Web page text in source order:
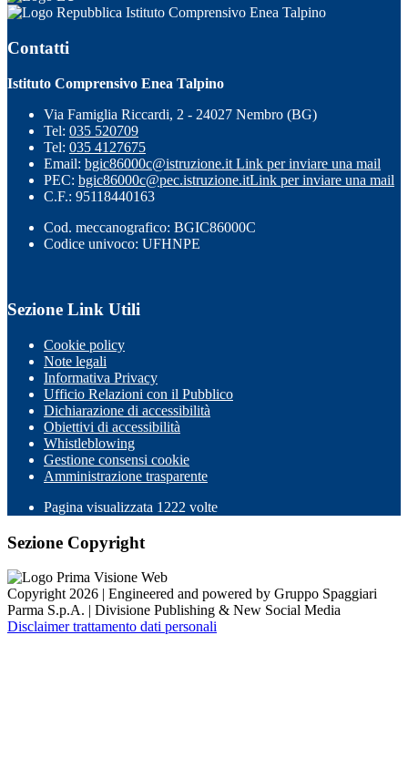
Istituto Comprensivo Enea Talpino
Contatti
Istituto Comprensivo Enea Talpino
Via Famiglia Riccardi, 2 - 24027 Nembro (BG)
Tel: 035 520709
Tel: 035 4127675
Email: bgic86000c@istruzione.it Link per inviare una mail
PEC: bgic86000c@pec.istruzione.itLink per inviare una mail
C.F.: 95118440163
Cod. meccanografico: BGIC86000C
Codice univoco: UFHNPE
Sezione Link Utili
Cookie policy
Note legali
Informativa Privacy
Ufficio Relazioni con il Pubblico
Dichiarazione di accessibilità
Obiettivi di accessibilità
Whistleblowing
Gestione consensi cookie
Amministrazione trasparente
Pagina visualizzata 1222 volte
Sezione Copyright
Copyright 2026 | Engineered and powered by Gruppo Spaggiari
Parma S.p.A. | Divisione Publishing & New Social Media
Disclaimer trattamento dati personali